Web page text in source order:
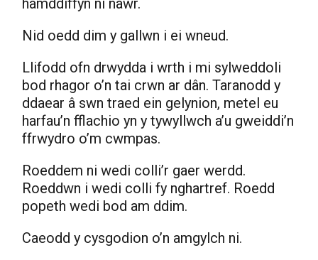
Nid oedd dim y gallwn i ei wneud.
Llifodd ofn drwydda i wrth i mi sylweddoli
bod rhagor o’n tai crwn ar dân. Taranodd y
ddaear â swn traed ein gelynion, metel eu
harfau’n fflachio yn y tywyllwch a’u gweiddi’n
ffrwydro o’m cwmpas.
Roeddem ni wedi colli’r gaer werdd.
Roeddwn i wedi colli fy nghartref. Roedd
popeth wedi bod am ddim.
Caeodd y cysgodion o’n amgylch ni.